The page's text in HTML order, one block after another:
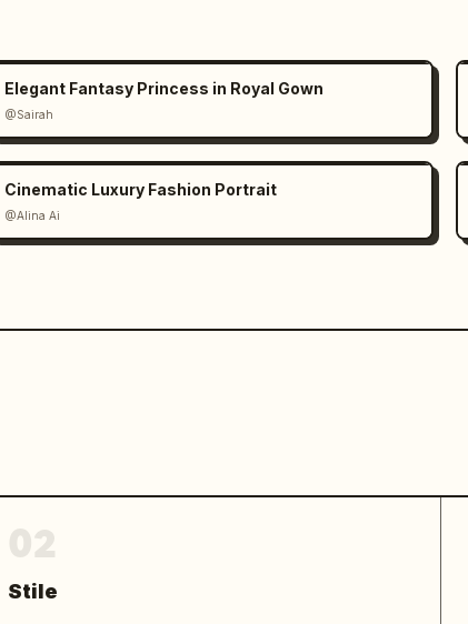
Elegant Fantasy Princess in Royal Gown
@Sairah
Cinematic Luxury Fashion Portrait
@Alina Ai
Stile